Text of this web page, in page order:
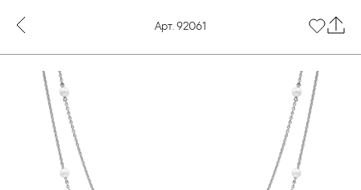
Арт. 92061